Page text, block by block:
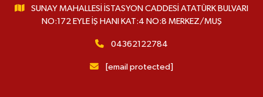
SUNAY MAHALLESİ İSTASYON CADDESİ ATATÜRK BULVARI
NO:172 EYLE İŞ HANI KAT:4 NO:8 MERKEZ/MUŞ
04362122784
[email protected]